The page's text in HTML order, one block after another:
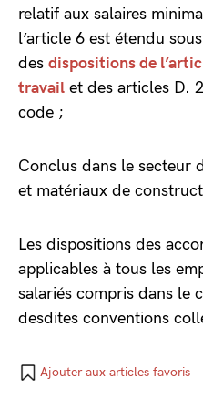
relatif aux salaires
l’article 6 est étendu
des dispositions de
travail et des articles D.
code ;
Conclus dans le secteur
et matériaux de
Les dispositions des
applicables à tous les
salariés compris dans le
desdites conventions
Ajouter aux articles favoris